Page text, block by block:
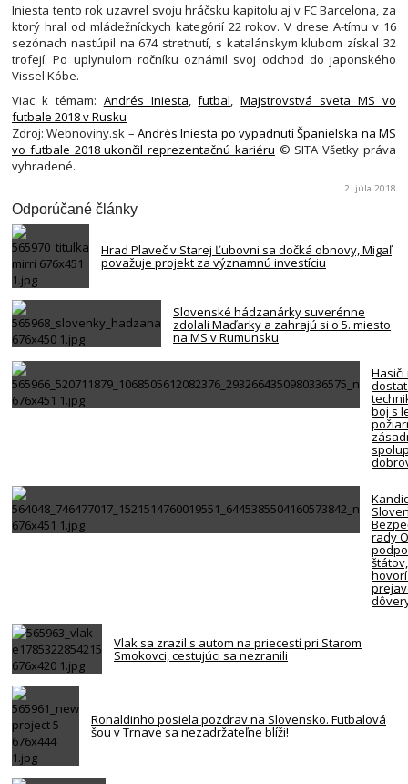
Iniesta tento rok uzavrel svoju hráčsku kapitolu aj v FC Barcelona, za
ktorý hral od mládežníckych kategórií 22 rokov. V drese A-tímu v 16
sezónach nastúpil na 674 stretnutí, s katalánskym klubom získal 32
trofejí. Po uplynulom ročníku oznámil svoj odchod do japonského
Vissel Kóbe.
Viac k témam: Andrés Iniesta,futbal,Majstrovstvá sveta MS vo
futbale 2018 v Rusku
Zdroj: Webnoviny.sk – Andrés Iniesta po vypadnutí Španielska na MS
vo futbale 2018 ukončil reprezentačnú kariéru © SITA Všetky práva
vyhradené.
2. júla 2018
Odporúčané články
Hrad Plaveč v Starej Ľubovni sa dočká obnovy, Migaľ
považuje projekt za významnú investíciu
Slovenské hádzanárky suverénne
zdolali Maďarky a zahrajú si o 5. miesto
na MS v Rumunsku
Hasiči
boj s
rady
Vlak sa zrazil s autom na priecestí pri Starom
Smokovci, cestujúci sa nezranili
Ronaldinho posiela pozdrav na Slovensko. Futbalová
šou v Trnave sa nezadržateľne blíži!